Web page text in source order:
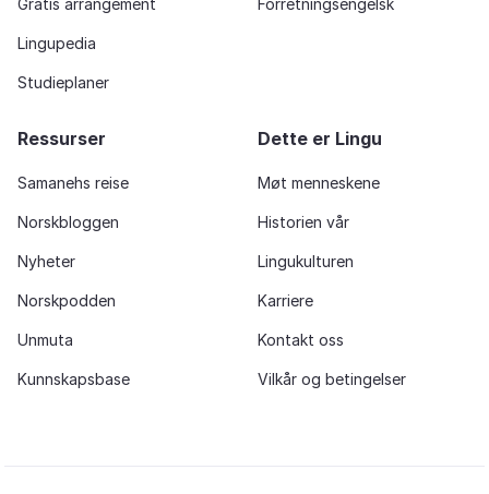
Gratis arrangement
Lingupedia
Studieplaner
Forretningsengelsk
Ressurser
Samanehs reise
Norskbloggen
Nyheter
Norskpodden
Unmuta
Kunnskapsbase
Dette er Lingu
Møt menneskene
Historien vår
Lingukulturen
Karriere
Kontakt oss
Vilkår og betingelser